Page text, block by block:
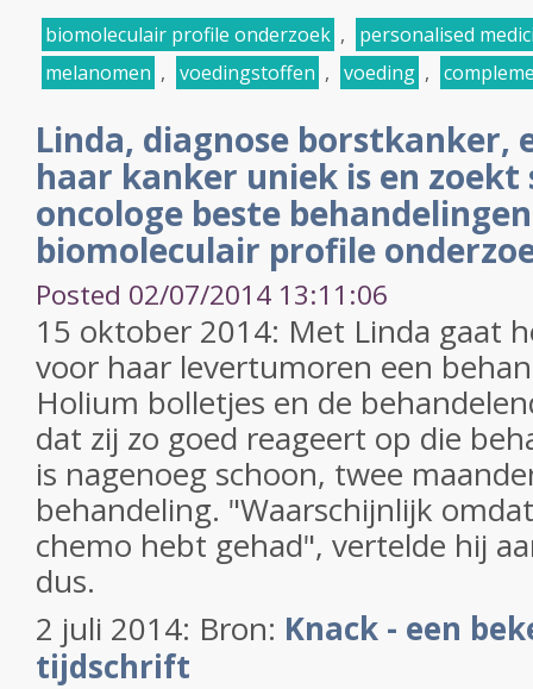
biomoleculair profile onderzoek ,
personalised
melanomen , voedingstoffen , voeding ,
Linda, diagnose borstkanker,
haar kanker uniek is en zoekt
oncologe beste
biomoleculair profile
Posted 02/07/2014 13:11:06
15 oktober 2014: Met Linda gaat
voor haar levertumoren een
Holium bolletjes en de
dat zij zo goed reageert op die
is nagenoeg schoon, twee
behandeling. "Waarschijnlijk
chemo hebt gehad", vertelde hij
dus.
2 juli 2014: Bron: Knack - een
tijdschrift